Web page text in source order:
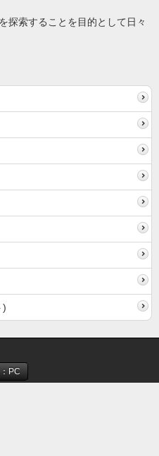
探索することを目的として日々
)
PC